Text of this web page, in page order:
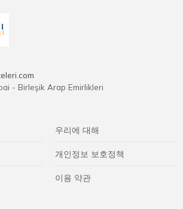
- Birleşik Arap Emirlikleri
우리에 대해
개인정보 보호정책
이용 약관